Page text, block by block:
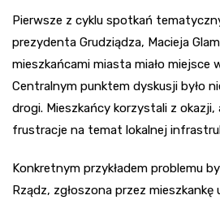
Pierwsze z cyklu spotkań
prezydenta Grudziądza, Macieja
mieszkańcami miasta miało miejsce
Centralnym punktem dyskusji było
drogi. Mieszkańcy korzystali z
frustracje na temat lokalnej
Konkretnym przykładem problemu
Rządz, zgłoszona przez mieszkankę